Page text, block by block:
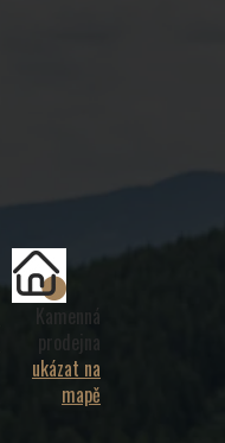
Kamenná
prodejna
ukázat na
mapě